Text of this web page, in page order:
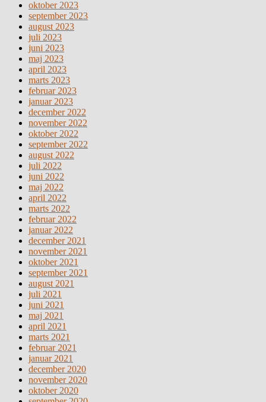
oktober 2023
september 2023
august 2023
juli 2023
juni 2023
maj 2023
april 2023
marts 2023
februar 2023
januar 2023
december 2022
november 2022
oktober 2022
september 2022
august 2022
juli 2022
juni 2022
maj 2022
april 2022
marts 2022
februar 2022
januar 2022
december 2021
november 2021
oktober 2021
september 2021
august 2021
juli 2021
juni 2021
maj 2021
april 2021
marts 2021
februar 2021
januar 2021
december 2020
november 2020
oktober 2020